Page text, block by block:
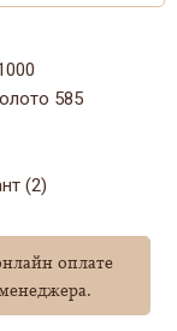
585
(2)
оплате